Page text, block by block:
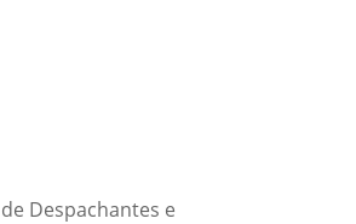
Despachantes e